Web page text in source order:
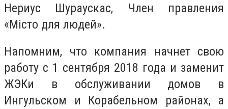
Нериус Шураускас, Член правления
«Місто для людей».
Напомним, что компания начнет свою
работу с 1 сентября 2018 года и заменит
ЖЭКи в обслуживании домов в
Ингульском и Корабельном районах, а